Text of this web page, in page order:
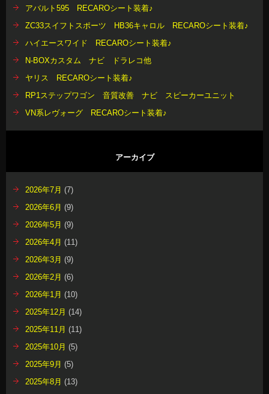
アバルト595 RECAROシート装着♪
ZC33スイフトスポーツ HB36キャロル RECAROシート装着♪
ハイエースワイド RECAROシート装着♪
N-BOXカスタム ナビ ドラレコ他
ヤリス RECAROシート装着♪
RP1ステップワゴン 音質改善 ナビ スピーカーユニット
VN系レヴォーグ RECAROシート装着♪
アーカイブ
2026年7月 (7)
2026年6月 (9)
2026年5月 (9)
2026年4月 (11)
2026年3月 (9)
2026年2月 (6)
2026年1月 (10)
2025年12月 (14)
2025年11月 (11)
2025年10月 (5)
2025年9月 (5)
2025年8月 (13)